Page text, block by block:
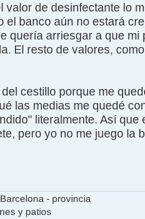
valor de desinfectante lo
el banco aún no estará
quería arriesgar a que
El resto de valores,
cestillo porque me
las medias me quedé
literalmente. Así que
pero yo no me juego la
Barcelona - provincia
y patios